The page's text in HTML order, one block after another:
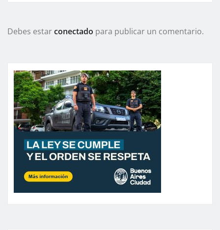
Debes estarconectado para publicar un comentario.